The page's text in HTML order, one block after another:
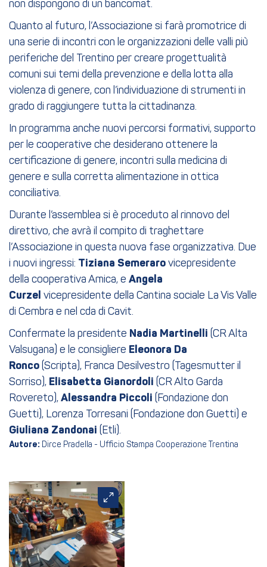
non dispongono di un bancomat.
Quanto al futuro, l’Associazione si farà promotrice di
una serie di incontri con le organizzazioni delle valli più
periferiche del Trentino per creare progettualità
comuni sui temi della prevenzione e della lotta alla
violenza di genere, con l’individuazione di strumenti in
grado di raggiungere tutta la cittadinanza.
In programma anche nuovi percorsi formativi, supporto
per le cooperative che desiderano ottenere la
certificazione di genere, incontri sulla medicina di
genere e sulla corretta alimentazione in ottica
conciliativa.
Durante l’assemblea si è proceduto al rinnovo del
direttivo, che avrà il compito di traghettare
l’Associazione in questa nuova fase organizzativa. Due
i nuovi ingressi: Tiziana Semeraro vicepresidente
della cooperativa Amica, e Angela
Curzel vicepresidente della Cantina sociale La Vis Valle
di Cembra e nel cda di Cavit.
Confermate la presidente Nadia Martinelli (CR Alta
Valsugana) e le consigliere Eleonora Da
Ronco (Scripta), Franca Desilvestro (Tagesmutter il
Sorriso), Elisabetta Gianordoli (CR Alto Garda
Rovereto), Alessandra Piccoli (Fondazione don
Guetti), Lorenza Torresani (Fondazione don Guetti) e
Giuliana Zandonai (Etli).
Autore: Dirce Pradella - Ufficio Stampa Cooperazione Trentina